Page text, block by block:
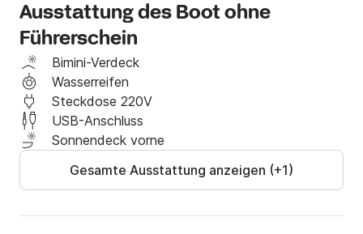
Mindestalter für die Anmietung: 21 Jahre.
Der Halbtagesmietpreis ist in zwei Zeitfenstern
verfügbar.
Im Mietpreis nicht enthalten:
- Treibstoff, zahlbar im Hafen nach Verbrauch. Die
Treibstoffkosten betragen ca. 2,20 €, können aber je
nach Benzinpreis variieren.
Ausstattung des Boot ohne
Führerschein
Bimini-Verdeck
Wasserreifen
Steckdose 220V
USB-Anschluss
Sonnendeck vorne
Gesamte Ausstattung anzeigen (+1)